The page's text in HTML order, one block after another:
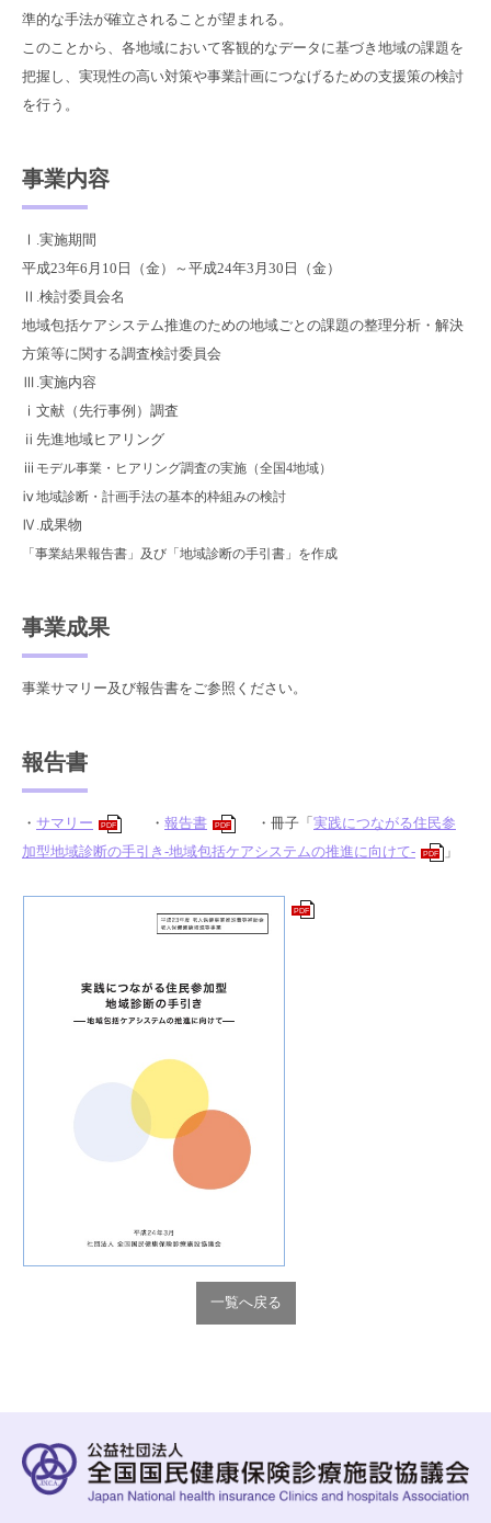
準的な手法が確立されることが望まれる。
このことから、各地域において客観的なデータに基づき地域の課題を
把握し、実現性の高い対策や事業計画につなげるための支援策の検討
を行う。
事業内容
Ⅰ.実施期間
平成23年6月10日（金）～平成24年3月30日（金）
Ⅱ.検討委員会名
地域包括ケアシステム推進のための地域ごとの課題の整理分析・解決
方策等に関する調査検討委員会
Ⅲ.実施内容
ⅰ文献（先行事例）調査
ⅱ先進地域ヒアリング
ⅲ モデル事業・ヒアリング調査の実施（全国4地域）
ⅳ地域診断・計画手法の基本的枠組みの検討
Ⅳ.成果物
「事業結果報告書」及び「地域診断の手引書」 を作成
事業成果
事業サマリー及び報告書をご参照ください。
報告書
・ サマリー PDF ・ 報告書 PDF ・冊子「実践につながる住民参
加型地域診断の手引き-地域包括ケアシステムの推進に向けて-
PDF 」
PDF
一覧へ戻る